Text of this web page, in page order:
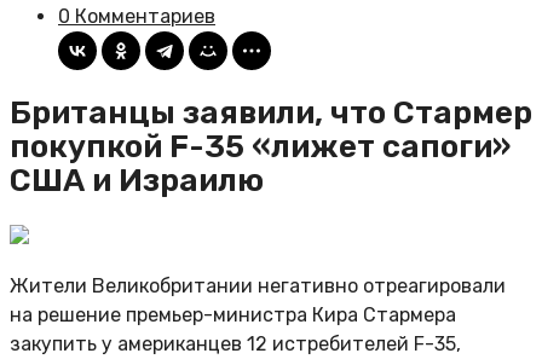
0 Комментариев
Британцы заявили, что Стармер
покупкой F-35 «лижет сапоги»
США и Израилю
Жители Великобритании негативно отреагировали
на решение премьер-министра Кира Стармера
закупить у американцев 12 истребителей F-35,